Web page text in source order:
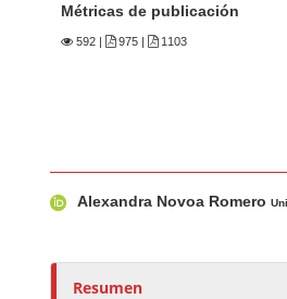
Métricas de publicación
592 | 975 | 1103
u
o
Alexandra Novoa Romero
Resumen